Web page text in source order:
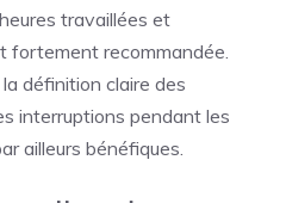
travaillées et
fortement recommandée.
définition claire des
interruptions pendant les
ailleurs bénéfiques.